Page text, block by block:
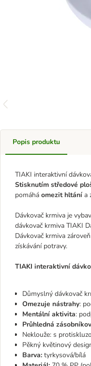
Popis produktu
TIAKI interaktivní
Stisknutím středové
pomáhá omezit hltání a
Dávkovač krmiva je
dávkovač krmiva TIAKI
Dávkovač krmiva
získávání potravy.
TIAKI interaktivní
Důmyslný dávkovač
Omezuje nástrahy:
Mentální aktivita:
Průhledná
Neklouže: s
Pěkný květinový
Barva: tyrkysová/bílá